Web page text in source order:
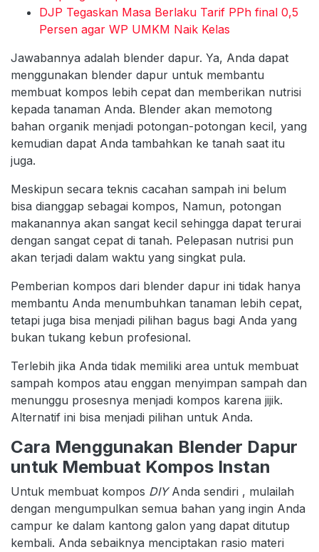
DJP Tegaskan Masa Berlaku Tarif PPh final 0,5
Persen agar WP UMKM Naik Kelas
Jawabannya adalah blender dapur. Ya, Anda dapat
menggunakan blender dapur untuk membantu
membuat kompos lebih cepat dan memberikan nutrisi
kepada tanaman Anda. Blender akan memotong
bahan organik menjadi potongan-potongan kecil, yang
kemudian dapat Anda tambahkan ke tanah saat itu
juga.
Meskipun secara teknis cacahan sampah ini belum
bisa dianggap sebagai kompos, Namun, potongan
makanannya akan sangat kecil sehingga dapat terurai
dengan sangat cepat di tanah. Pelepasan nutrisi pun
akan terjadi dalam waktu yang singkat pula.
Pemberian kompos dari blender dapur ini tidak hanya
membantu Anda menumbuhkan tanaman lebih cepat,
tetapi juga bisa menjadi pilihan bagus bagi Anda yang
bukan tukang kebun profesional.
Terlebih jika Anda tidak memiliki area untuk membuat
sampah kompos atau enggan menyimpan sampah dan
menunggu prosesnya menjadi kompos karena jijik.
Alternatif ini bisa menjadi pilihan untuk Anda.
Cara Menggunakan Blender Dapur
untuk Membuat Kompos Instan
Untuk membuat kompos DIY Anda sendiri , mulailah
dengan mengumpulkan semua bahan yang ingin Anda
campur ke dalam kantong galon yang dapat ditutup
kembali. Anda sebaiknya menciptakan rasio materi